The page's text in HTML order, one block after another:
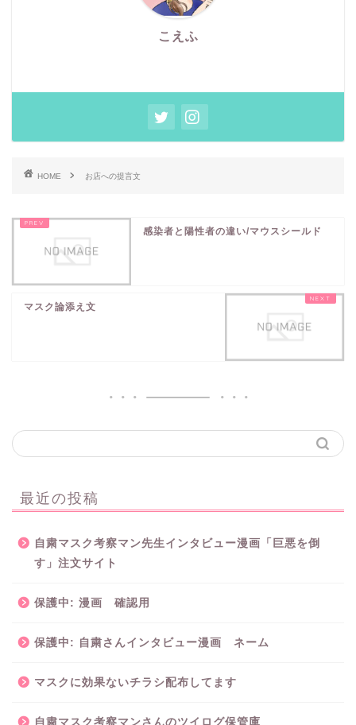
こえふ
HOME お店への提言文
感染者と陽性者の違い/マウスシールド
マスク論添え文
最近の投稿
自粛マスク考察マン先生インタビュー漫画「巨悪を倒
す」注文サイト
保護中: 漫画 確認用
保護中: 自粛さんインタビュー漫画 ネーム
マスクに効果ないチラシ配布してます
自粛マスク考察マンさんのツイログ保管庫